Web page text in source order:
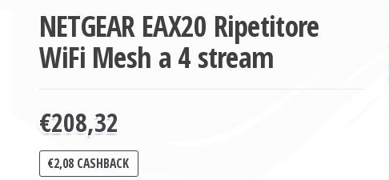
NETGEAR EAX20 Ripetitore
WiFi Mesh a 4 stream
€208,32
€2,08 CASHBACK